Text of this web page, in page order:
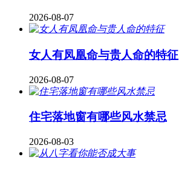
2026-08-07
女人有凤凰命与贵人命的特征
2026-08-07
住宅落地窗有哪些风水禁忌
2026-08-03